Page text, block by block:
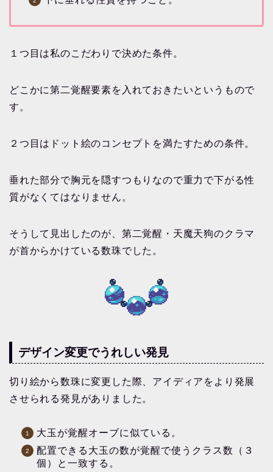
１つ目は私のこだわりで決めた条件。
どこかに第二覚醒要素を入れておきたいというもので
す。
２つ目はドット絵のコンセプトを満たすための条件。
垂れた部分で胸元を隠すつもりなので重力で下がる性
質がなくてはなりません。
そうして見出したのが、第二覚醒・天魔天狗のクラマ
が首からかけている数珠でした。
デザイン変更でうれしい発見
切り絵から数珠に変更した際、アイディアをより発展
させられる発見がありました。
大玉が覚醒オーブに似ている。
配置できる大玉の数が覚醒で使うクラス数（３
個）と一致する。